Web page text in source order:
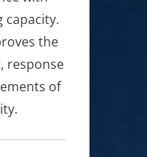
capacity.
the
response
of